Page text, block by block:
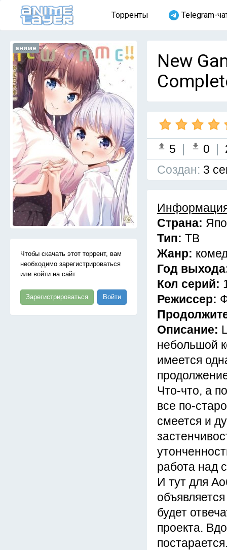
Торренты Telegram-
аниме
Чтобы скачать этот торрент, вам
необходимо зарегистрироваться
или войти на сайт
Зарегистрироваться Войти
New
5 | 0 |
Cоздан: 3
Страна:
Тип: ТВ
Жанр:
Год
Кол серий:
Режиссер:
Описание:
небольшой
имеется
Что-что, а
все по-
смеется и
работа над
И тут для
будет
проекта.